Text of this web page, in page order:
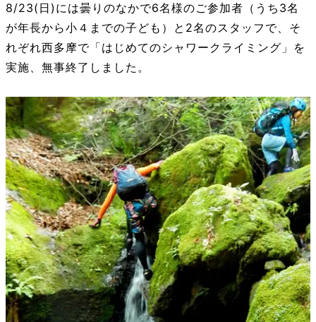
8/23(日)には曇りのなかで6名様のご参加者（うち3名
が年長から小４までの子ども）と2名のスタッフで、そ
れぞれ西多摩で「はじめてのシャワークライミング」を
実施、無事終了しました。